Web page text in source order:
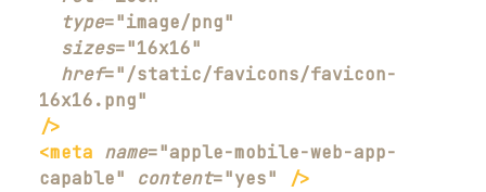
type="image/png"
sizes="16x16"
href="/static/favicons/favicon-
16x16.png"
/>
<meta name="apple-mobile-web-app-
capable" content="yes"
/>